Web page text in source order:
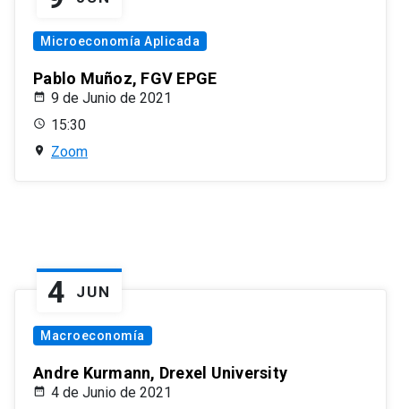
Microeconomía Aplicada
Pablo Muñoz, FGV EPGE
9 de Junio de 2021
15:30
Zoom
4 JUN
Macroeconomía
Andre Kurmann, Drexel University
4 de Junio de 2021